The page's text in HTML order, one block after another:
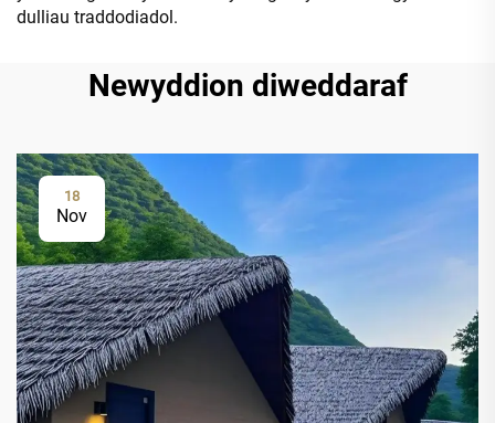
dulliau traddodiadol.
Newyddion diweddaraf
18
Nov